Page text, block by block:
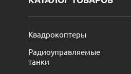
Квадрокоптеры
Радиоуправляемые
танки